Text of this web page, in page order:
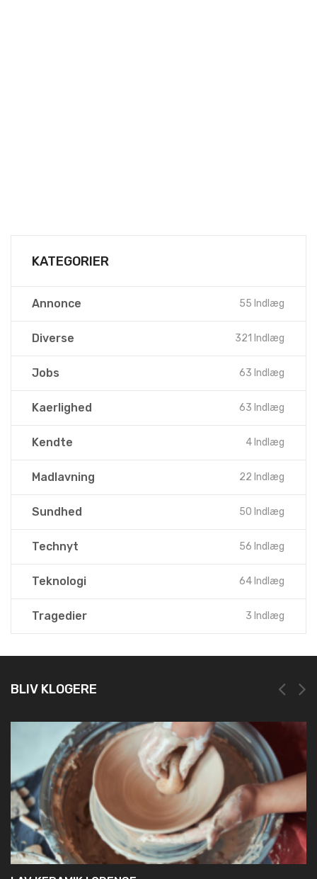
KATEGORIER
Annonce 55 Indlæg
Diverse 321 Indlæg
Jobs 63 Indlæg
Kaerlighed 63 Indlæg
Kendte 4 Indlæg
Madlavning 22 Indlæg
Sundhed 50 Indlæg
Technyt 56 Indlæg
Teknologi 64 Indlæg
Tragedier 3 Indlæg
BLIV KLOGERE
NEM OG HURTIG REGISTRERING HOS
19. marts 2025